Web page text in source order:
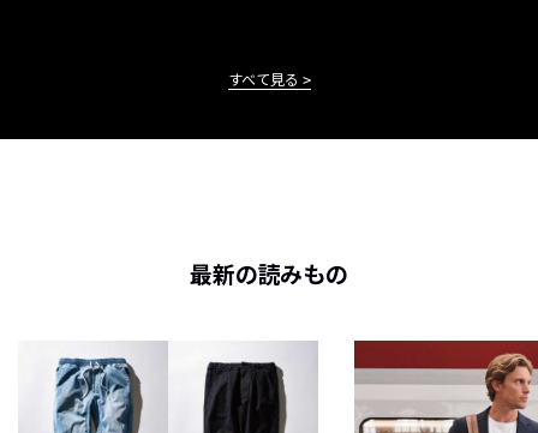
すべて見る
最新の読みもの